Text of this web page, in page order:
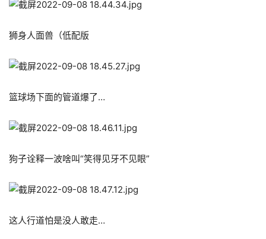
狮身人面兽（低配版
篮球场下面的管道爆了…
狗子诠释一波啥叫“笑得见牙不见眼”
这人行道怕是没人敢走…